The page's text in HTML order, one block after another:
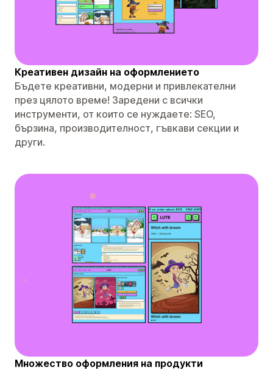
Креативен дизайн на оформлението
Бъдете креативни, модерни и привлекателни
през цялото време! Заредени с всички
инструменти, от които се нуждаете: SEO,
бързина, производителност, гъвкави секции и
други.
Множество оформления на продукти